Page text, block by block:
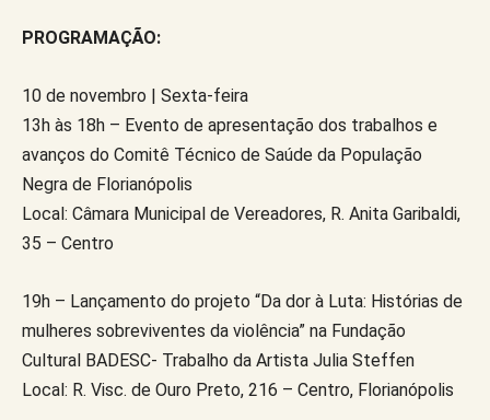
PROGRAMAÇÃO:
10 de novembro | Sexta-feira
13h às 18h – Evento de apresentação dos trabalhos e
avanços do Comitê Técnico de Saúde da População
Negra de Florianópolis
Local: Câmara Municipal de Vereadores, R. Anita Garibaldi,
35 – Centro
19h – Lançamento do projeto “Da dor à Luta: Histórias de
mulheres sobreviventes da violência” na Fundação
Cultural BADESC- Trabalho da Artista Julia Steffen
Local: R. Visc. de Ouro Preto, 216 – Centro, Florianópolis